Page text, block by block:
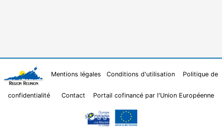
Mentions légales Conditions d'utilisation Politique de
confidentialité Contact Portail cofinancé par l'Union Européenne